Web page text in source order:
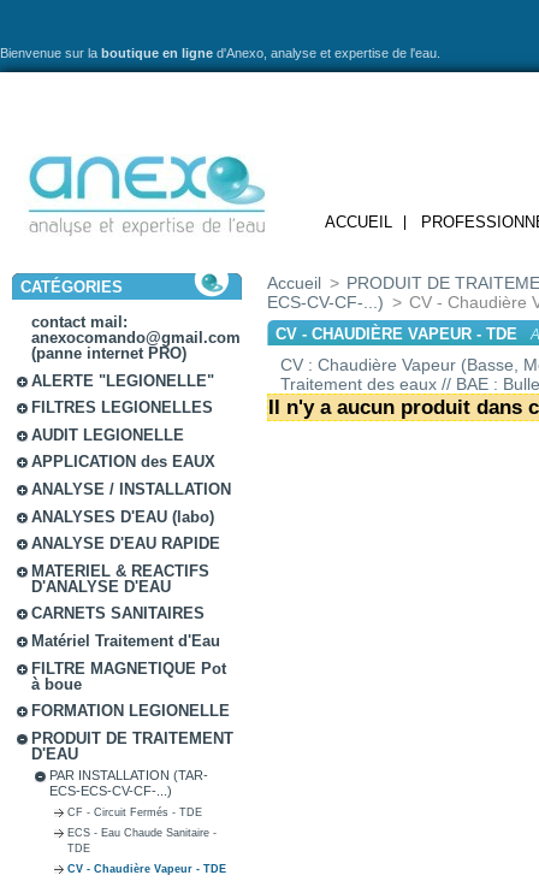
Bienvenue sur la boutique en ligne d'Anexo, analyse et expertise de l'eau.
ACCUEIL
CATÉGORIES
contact mail:
anexocomando@gmail.com
(panne internet PRO)
ALERTE "LEGIONELLE"
FILTRES LEGIONELLES
AUDIT LEGIONELLE
APPLICATION des EAUX
ANALYSE / INSTALLATION
ANALYSES D'EAU (labo)
ANALYSE D'EAU RAPIDE
MATERIEL & REACTIFS
D'ANALYSE D'EAU
CARNETS SANITAIRES
Matériel Traitement d'Eau
FILTRE MAGNETIQUE Pot
à boue
FORMATION LEGIONELLE
PRODUIT DE TRAITEMENT
D'EAU
PAR INSTALLATION (TAR-
ECS-ECS-CV-CF-...)
CF - Circuit Fermés - TDE
ECS - Eau Chaude Sanitaire -
TDE
CV - Chaudière Vapeur - TDE
Accueil > PRODUIT DE
ECS-CV-CF-...) > CV - Chaudière
CV - CHAUDIÈRE VAPEUR - TDE
CV : Chaudière Vapeur (Basse,
Traitement des eaux // BAE :
Il n'y a aucun produit dans